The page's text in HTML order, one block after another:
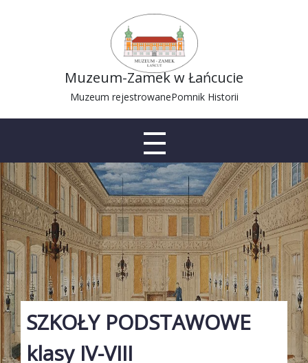
Muzeum-Zamek w Łańcucie
Muzeum rejestrowanePomnik Historii
SZKOŁY PODSTAWOWE
klasy IV-VIII